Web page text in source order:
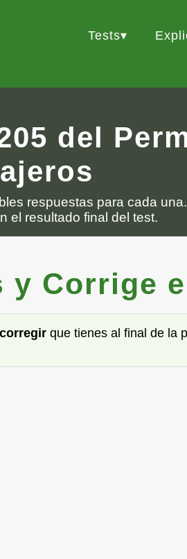
Tests
del
respuestas para cada
el resultado final del test.
y Corrige
corregir que tienes al final de la